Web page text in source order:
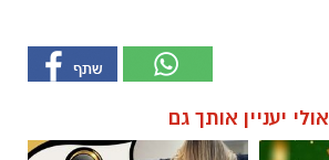
אולי יעניין אותך גם